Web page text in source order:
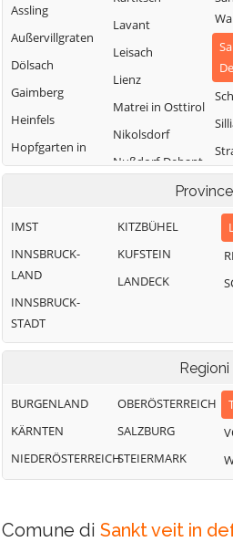
Assling
Außervillgraten
Dölsach
Gaimberg
Heinfels
Hopfgarten in
Defereggen
Lavant
Leisach
Lienz
Matrei in Osttirol
Nikolsdorf
Nußdorf-Debant
Province
IMST
INNSBRUCK-
LAND
INNSBRUCK-
STADT
KITZBÜHEL
KUFSTEIN
LANDECK
Regioni
BURGENLAND
KÄRNTEN
NIEDERÖSTERREICH
OBERÖSTERREICH
SALZBURG
STEIERMARK
Comune di Sankt veit in